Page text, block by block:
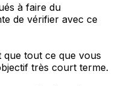
à faire du
de vérifier avec ce
que tout ce que vous
très court terme.